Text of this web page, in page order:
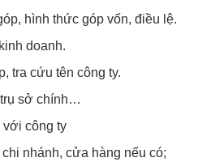
hình thức góp vốn, điều lệ.
doanh.
tra cứu tên công ty.
trụ sở chính…
với công ty
nhánh, cửa hàng nếu có;